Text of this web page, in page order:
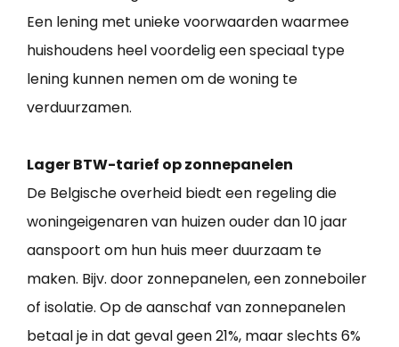
Een lening met unieke voorwaarden waarmee
huishoudens heel voordelig een speciaal type
lening kunnen nemen om de woning te
verduurzamen.
Lager BTW-tarief op zonnepanelen
De Belgische overheid biedt een regeling die
woningeigenaren van huizen ouder dan 10 jaar
aanspoort om hun huis meer duurzaam te
maken. Bijv. door zonnepanelen, een zonneboiler
of isolatie. Op de aanschaf van zonnepanelen
betaal je in dat geval geen 21%, maar slechts 6%